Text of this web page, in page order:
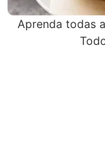
Aprenda todas